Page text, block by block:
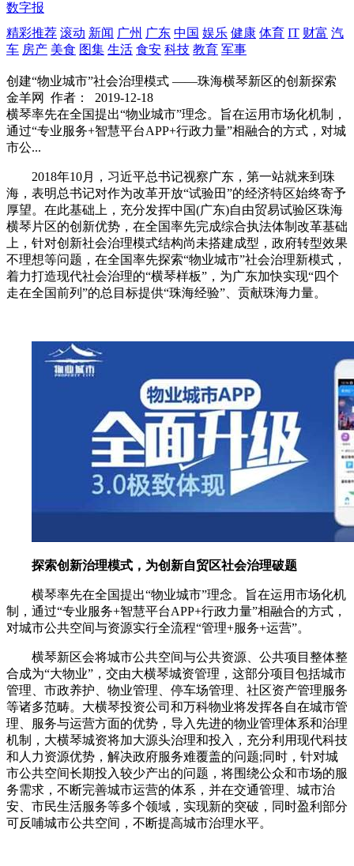
数字报
精彩推荐 滚动 新闻 广州 广东 中国 娱乐 健康 体育 IT 财富 汽
车 房产 美食 图集 生活 食安 科技 教育 军事
创建“物业城市”社会治理模式 ——珠海横琴新区的创新探索
金羊网
作者：
2019-12-18
横琴率先在全国提出“物业城市”理念。旨在运用市场化机制，
通过“专业服务+智慧平台APP+行政力量”相融合的方式，对城
市公...
2018年10月，习近平总书记视察广东，第一站就来到珠
海，表明总书记对作为改革开放“试验田”的经济特区始终寄予
厚望。在此基础上，充分发挥中国(广东)自由贸易试验区珠海
横琴片区的创新优势，在全国率先完成综合执法体制改革基础
上，针对创新社会治理模式结构尚未搭建成型，政府转型效果
不理想等问题，在全国率先探索“物业城市”社会治理新模式，
着力打造现代社会治理的“横琴样板”，为广东加快实现“四个
走在全国前列”的总目标提供“珠海经验”、贡献珠海力量。
探索创新治理模式，为创新自贸区社会治理破题
横琴率先在全国提出“物业城市”理念。旨在运用市场化机
制，通过“专业服务+智慧平台APP+行政力量”相融合的方式，
对城市公共空间与资源实行全流程“管理+服务+运营”。
横琴新区会将城市公共空间与公共资源、公共项目整体整
合成为“大物业”，交由大横琴城资管理，这部分项目包括城市
管理、市政养护、物业管理、停车场管理、社区资产管理服务
等诸多范畴。大横琴投资公司和万科物业将发挥各自在城市管
理、服务与运营方面的优势，导入先进的物业管理体系和治理
机制，大横琴城资将加大源头治理和投入，充分利用现代科技
和人力资源优势，解决政府服务难覆盖的问题;同时，针对城
市公共空间长期投入较少产出的问题，将围绕公众和市场的服
务需求，不断完善城市运营的体系，并在交通管理、城市治
安、市民生活服务等多个领域，实现新的突破，同时盈利部分
可反哺城市公共空间，不断提高城市治理水平。